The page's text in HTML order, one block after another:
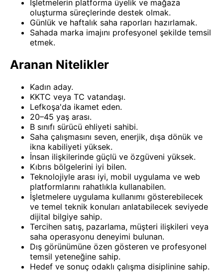
İşletmelerin platforma üyelik ve mağaza
oluşturma süreçlerinde destek olmak.
Günlük ve haftalık saha raporları hazırlamak.
Sahada marka imajını profesyonel şekilde temsil
etmek.
Aranan Nitelikler
Kadın aday.
KKTC veya TC vatandaşı.
Lefkoşa'da ikamet eden.
20–45 yaş arası.
B sınıfı sürücü ehliyeti sahibi.
Saha çalışmasını seven, enerjik, dışa dönük ve
ikna kabiliyeti yüksek.
İnsan ilişkilerinde güçlü ve özgüveni yüksek.
Kıbrıs bölgelerini iyi bilen.
Teknolojiyle arası iyi, mobil uygulama ve web
platformlarını rahatlıkla kullanabilen.
İşletmelere uygulama kullanımı gösterebilecek
ve temel teknik konuları anlatabilecek seviyede
dijital bilgiye sahip.
Tercihen satış, pazarlama, müşteri ilişkileri veya
saha operasyonu deneyimi bulunan.
Dış görünümüne özen gösteren ve profesyonel
temsil yeteneğine sahip.
Hedef ve sonuç odaklı çalışma disiplinine sahip.